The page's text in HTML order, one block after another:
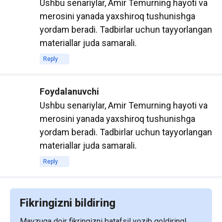
студентов в любое время и в любом
месте. Достаточно иметь устройство с
доступом к интернету, чтобы получить
доступ к учебным материалам. Это
особенно полезно для студентов, которые
возможности носить с собой тяжелые
печатные книги.
Электронные учебники позволяют
студентам быстро находить нужную
информацию с помощью функции поиска,
что делает процесс обучения более
электронные учебники содержат
интерактивные элементы, такие как видео,
Ushbu senariylar, Amir Temurning hayoti va
merosini yanada yaxshiroq tushunishga
yordam beradi. Tadbirlar uchun tayyorlangan
materiallar juda samarali.
Reply
Foydalanuvchi
Ushbu senariylar, Amir Temurning hayoti va
merosini yanada yaxshiroq tushunishga
yordam beradi. Tadbirlar uchun tayyorlangan
materiallar juda samarali.
Reply
Fikringizni bildiring